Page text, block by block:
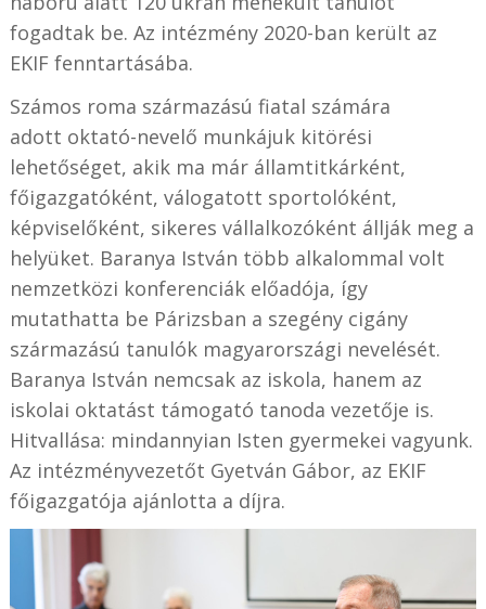
fogadtak be. Az intézmény 2020-ban került az
EKIF fenntartásába.
Számos roma származású fiatal számára
adott oktató-nevelő munkájuk kitörési
lehetőséget, akik ma már államtitkárként,
főigazgatóként, válogatott sportolóként,
képviselőként, sikeres vállalkozóként állják meg a
helyüket. Baranya István több alkalommal volt
nemzetközi konferenciák előadója, így
mutathatta be Párizsban a szegény cigány
származású tanulók magyarországi nevelését.
Baranya István nemcsak az iskola, hanem az
iskolai oktatást támogató tanoda vezetője is.
Hitvallása: mindannyian Isten gyermekei vagyunk.
Az intézményvezetőt Gyetván Gábor, az EKIF
főigazgatója ajánlotta a díjra.